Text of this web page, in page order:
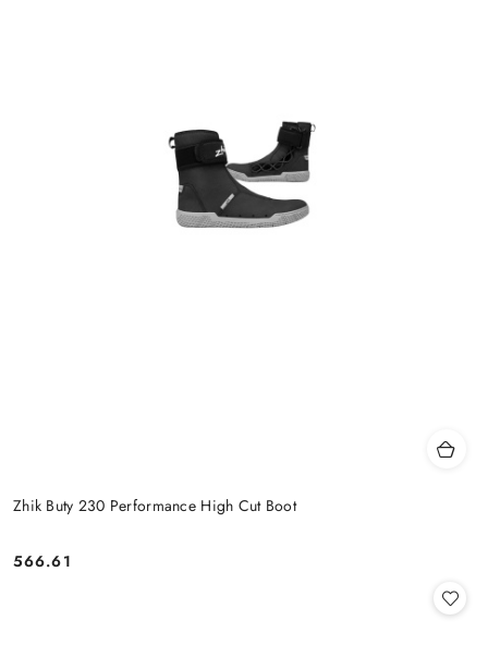
Zhik Buty 230 Performance High Cut Boot
Cena:
566.61